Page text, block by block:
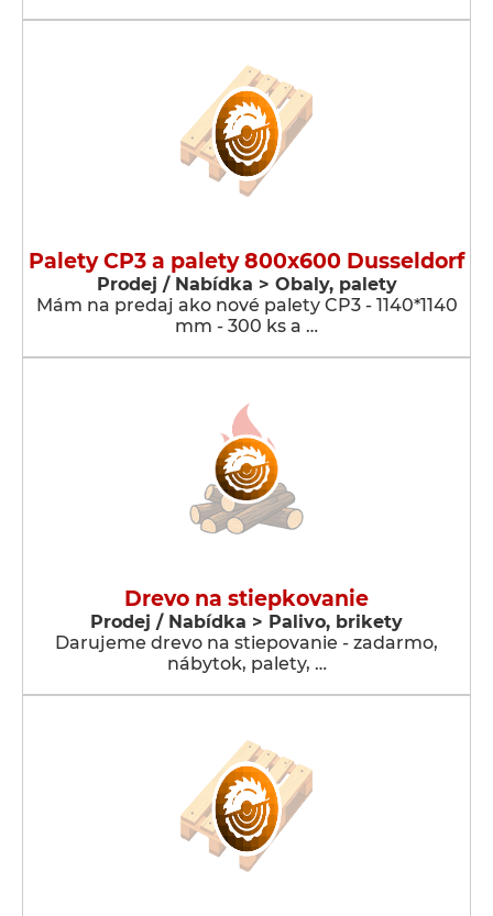
Palety CP3 a palety 800x600 Dusseldorf
Prodej / Nabídka > Obaly, palety
Mám na predaj ako nové palety CP3 - 1140*1140
mm - 300 ks a …
Drevo na stiepkovanie
Prodej / Nabídka > Palivo, brikety
Darujeme drevo na stiepovanie - zadarmo,
nábytok, palety, …